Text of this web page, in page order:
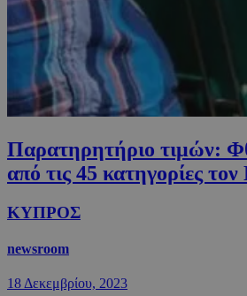
Παρατηρητήριο τιμών:
από τις 45 κατηγορίες
ΚΥΠΡΟΣ
newsroom
18 Δεκεμβρίου, 2023